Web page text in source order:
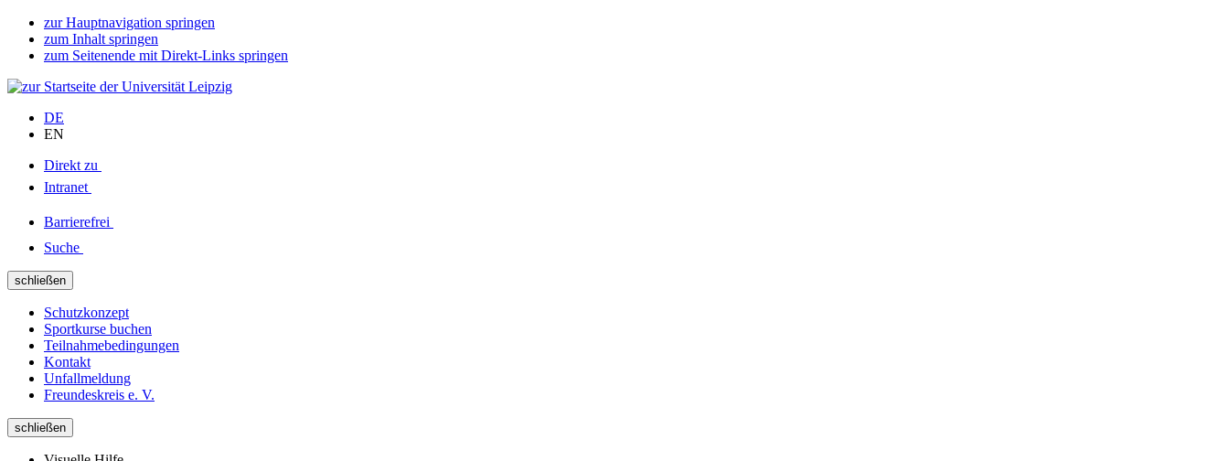
zur Hauptnavigation springen
zum Inhalt springen
zum Seitenende mit Direkt-Links springen
DE
EN
Direkt zu
Intranet
Barrierefrei
Suche
schließen
Schutzkonzept
Sportkurse buchen
Teilnahmebedingungen
Kontakt
Unfallmeldung
Freundeskreis e. V.
schließen